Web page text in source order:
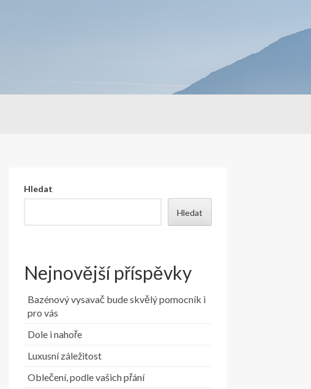
Hledat
Hledat
Nejnovější příspěvky
Bazénový vysavač bude skvělý pomocník i
pro vás
Dole i nahoře
Luxusní záležitost
Oblečení, podle vašich přání